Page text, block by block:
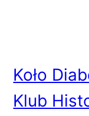
Koło
Klub